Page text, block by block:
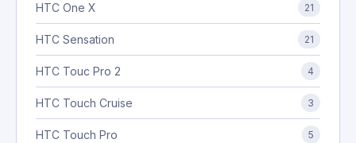
HTC One X 21
HTC Sensation 21
HTC Touc Pro 2 4
HTC Touch Cruise 3
HTC Touch Pro 5